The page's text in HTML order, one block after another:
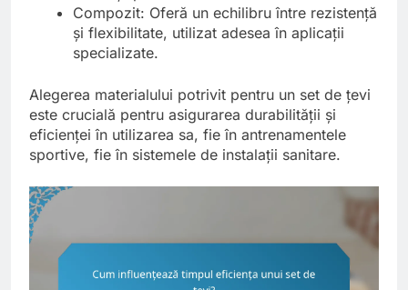
Compozit: Oferă un echilibru între rezistență
și flexibilitate, utilizat adesea în aplicații
specializate.
Alegerea materialului potrivit pentru un set de țevi
este crucială pentru asigurarea durabilității și
eficienței în utilizarea sa, fie în antrenamentele
sportive, fie în sistemele de instalații sanitare.